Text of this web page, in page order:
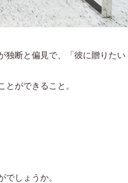
独断と偏見で、「彼に贈りた
ができること。
しょうか。